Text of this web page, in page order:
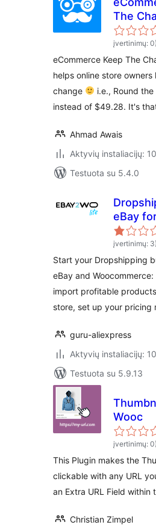
The
įvertinimų: 0)
eCommerce Keep The
helps online store owners
change
i.e., Round
instead of $49.28. It's
Ahmad Awais
Aktyvių instaliacijų:
Testuota su 5.4.0
eBay
(Lite)
įvertinimų: 3)
Start your Dropshipping
eBay and
import profitable
store, set up your pricing
guru-aliexpress
Aktyvių instaliacijų:
Testuota su 5.9.13
Wooc
įvertinimų: 0)
This Plugin makes the
clickable with any URL
an Extra URL Field within
Christian Zimpel